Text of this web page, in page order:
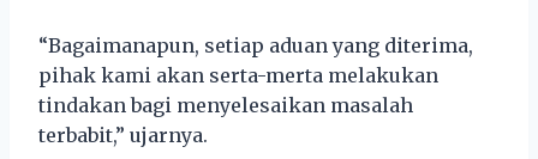
“Bagaimanapun, setiap aduan yang diterima,
pihak kami akan serta-merta melakukan
tindakan bagi menyelesaikan masalah
terbabit,” ujarnya.